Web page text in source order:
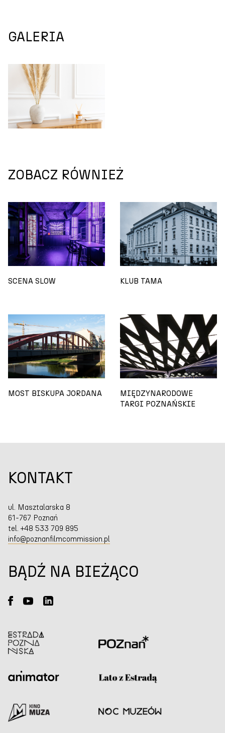
GALERIA
ZOBACZ RÓWNIEŻ
SCENA SLOW KLUB TAMA
MOST BISKUPA JORDANA
MIĘDZYNARODOWE
TARGI POZNAŃSKIE
KONTAKT
ul. Masztalarska 8
61-767 Poznań
tel. +48 533 709 895
info@poznanfilmcommission.pl
BĄDŹ NA BIEŻĄCO